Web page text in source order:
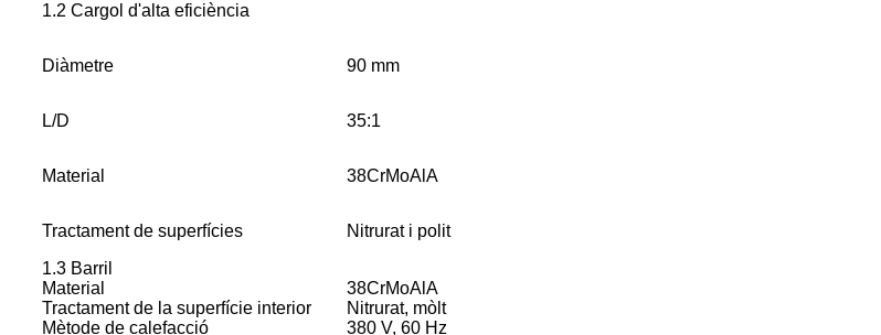
1.2 Cargol d'alta eficiència
Diàmetre 90 mm
L/D 35:1
Material 38CrMoAlA
Tractament de superfícies
Nitrurat i polit
1.3 Barril
Material
38CrMoAlA
Tractament de la superfície interior
Nitrurat, mòlt
Mètode de calefacció
380 V, 60 Hz